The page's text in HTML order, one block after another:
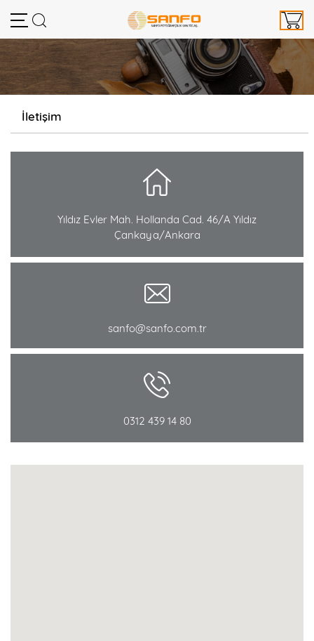
İletişim
Yıldız Evler Mah. Hollanda Cad. 46/A Yıldız
Çankaya/Ankara
sanfo@sanfo.com.tr
0312 439 14 80